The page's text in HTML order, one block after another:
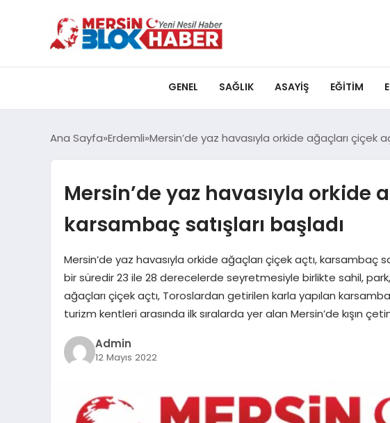
GENEL SAĞLIK ASAYIŞ EĞITIM
Ana Sayfa Erdemli Mersin’de yaz havasıyla orkide ağaçları çiçek
Mersin’de yaz havasıyla orkide
karsambaç satışları başladı
Mersin’de yaz havasıyla orkide ağaçları çiçek açtı, karsambaç
bir süredir 23 ile 28 derecelerde seyretmesiyle birlikte sahil,
ağaçları çiçek açtı, Toroslardan getirilen karla yapılan
turizm kentleri arasında ilk sıralarda yer alan Mersin’de kışın
Admin
12 Mayıs 2022